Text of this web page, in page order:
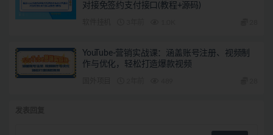
对接免签约支付接口(教程+源码)
YouTube-营销实战课：涵盖账号注册、视频制
作与优化，轻松打造爆款视频